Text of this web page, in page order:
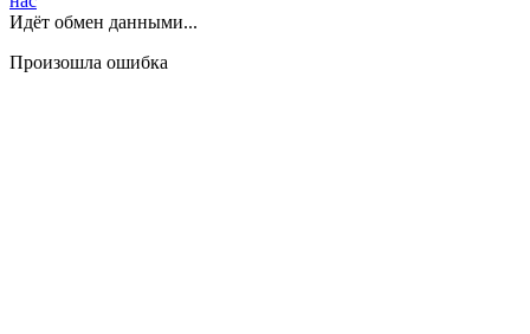
Идёт обмен данными...
Произошла ошибка